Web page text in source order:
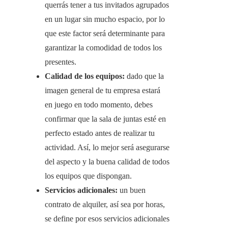
querrás tener a tus invitados agrupados
en un lugar sin mucho espacio, por lo
que este factor será determinante para
garantizar la comodidad de todos los
presentes.
Calidad de los equipos: dado que la
imagen general de tu empresa estará
en juego en todo momento, debes
confirmar que la sala de juntas esté en
perfecto estado antes de realizar tu
actividad. Así, lo mejor será asegurarse
del aspecto y la buena calidad de todos
los equipos que dispongan.
Servicios adicionales: un buen
contrato de alquiler, así sea por horas,
se define por esos servicios adicionales